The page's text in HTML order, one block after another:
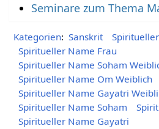
Seminare zum Thema
Kategorien: Sanskrit
Spiritueller Name Frau
Spiritueller Name Soham
Spiritueller Name Om Weiblich
Spiritueller Name Gayatri
Spiritueller Name Soham
Spiritueller Name Gayatri